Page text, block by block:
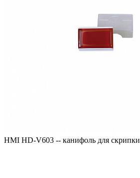
HMI HD-V603 -- канифоль для скрипки